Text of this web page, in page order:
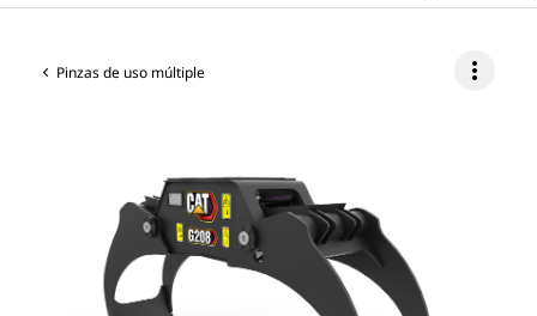
Pinzas de uso múltiple more_vert